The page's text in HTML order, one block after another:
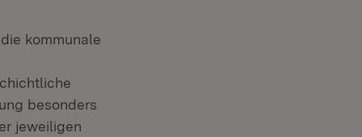
kommunale
besonders
jeweiligen